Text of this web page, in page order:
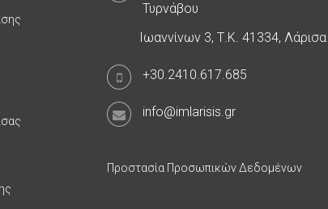
Τυρνάβου
Ιωαννίνων 3, Τ.Κ. 41334, Λάρισα
+30.2410.617.685
info@imlarisis.gr
Προστασία Προσωπικών Δεδομένων